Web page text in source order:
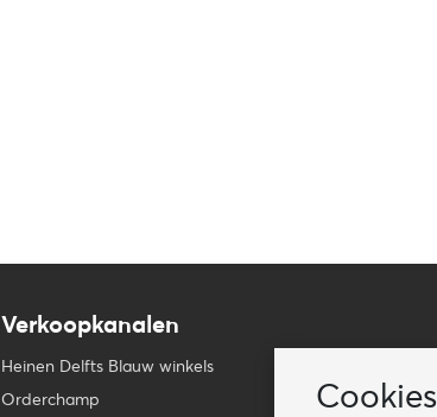
Cookies
Verkoopkanalen
Heinen Delfts Blauw winkels
Orderchamp